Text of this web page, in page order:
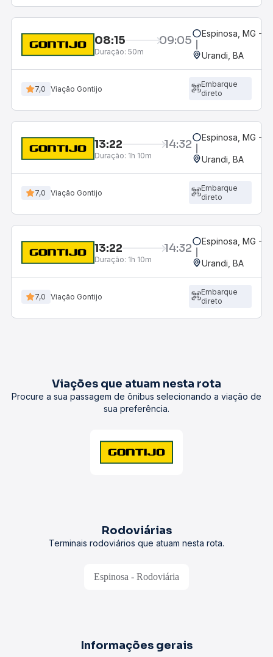
08:15 09:05
Duração: 50m
Espinosa, MG -
Urandi, BA
7,0 Viação Gontijo
Embarque
direto
13:22 14:32
Duração: 1h 10m
Espinosa, MG -
Urandi, BA
7,0 Viação Gontijo
Embarque
direto
13:22 14:32
Duração: 1h 10m
Espinosa, MG -
Urandi, BA
7,0 Viação Gontijo
Embarque
direto
Viações que atuam nesta rota
Procure a sua passagem de ônibus selecionando a viação de
sua preferência.
Rodoviárias
Terminais rodoviários que atuam nesta rota.
Espinosa - Rodoviária
Informações gerais